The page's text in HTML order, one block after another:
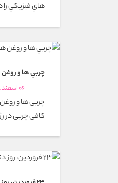
هاي فيزيكي را
چربي ها و
06 اسفند 1398
چربی ها و
کافی چربی در